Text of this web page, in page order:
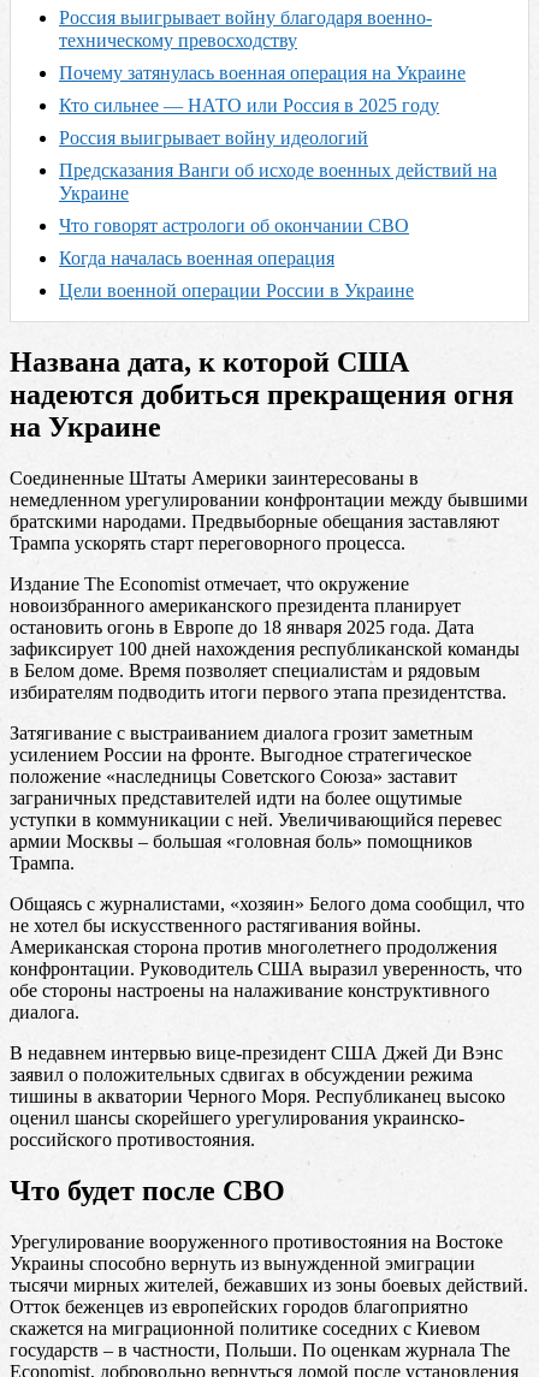
Россия выигрывает войну благодаря военно-
техническому превосходству
Почему затянулась военная операция на Украине
Кто сильнее — НАТО или Россия в 2025 году
Россия выигрывает войну идеологий
Предсказания Ванги об исходе военных действий на
Украине
Что говорят астрологи об окончании СВО
Когда началась военная операция
Цели военной операции России в Украине
Названа дата, к которой США
надеются добиться прекращения огня
на Украине
Соединенные Штаты Америки заинтересованы в
немедленном урегулировании конфронтации между бывшими
братскими народами. Предвыборные обещания заставляют
Трампа ускорять старт переговорного процесса.
Издание The Economist отмечает, что окружение
новоизбранного американского президента планирует
остановить огонь в Европе до 18 января 2025 года. Дата
зафиксирует 100 дней нахождения республиканской команды
в Белом доме. Время позволяет специалистам и рядовым
избирателям подводить итоги первого этапа президентства.
Затягивание с выстраиванием диалога грозит заметным
усилением России на фронте. Выгодное стратегическое
положение «наследницы Советского Союза» заставит
заграничных представителей идти на более ощутимые
уступки в коммуникации с ней. Увеличивающийся перевес
армии Москвы – большая «головная боль» помощников
Трампа.
Общаясь с журналистами, «хозяин» Белого дома сообщил, что
не хотел бы искусственного растягивания войны.
Американская сторона против многолетнего продолжения
конфронтации. Руководитель США выразил уверенность, что
обе стороны настроены на налаживание конструктивного
диалога.
В недавнем интервью вице-президент США Джей Ди Вэнс
заявил о положительных сдвигах в обсуждении режима
тишины в акватории Черного Моря. Республиканец высоко
оценил шансы скорейшего урегулирования украинско-
российского противостояния.
Что будет после СВО
Урегулирование вооруженного противостояния на Востоке
Украины способно вернуть из вынужденной эмиграции
тысячи мирных жителей, бежавших из зоны боевых действий.
Отток беженцев из европейских городов благоприятно
скажется на миграционной политике соседних с Киевом
государств – в частности, Польши. По оценкам журнала The
Economist, добровольно вернуться домой после установления